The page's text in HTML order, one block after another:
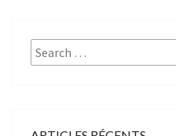
Search
for: